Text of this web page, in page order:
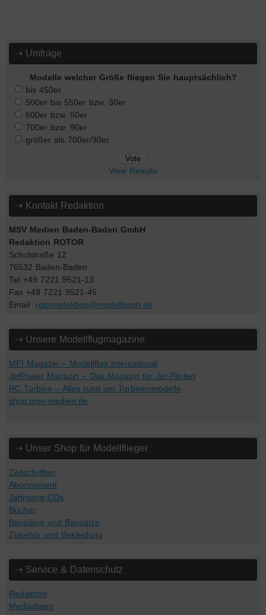
⇢ Umfrage
Modelle welcher Größe fliegen Sie hauptsächlich?
bis 450er
500er bis 550er bzw. 30er
600er bzw. 50er
700er bzw. 90er
größer als 700er/90er
View Results
⇢ Kontakt Redaktion
MSV Medien Baden-Baden GmbH
Redaktion ROTOR
Schulstraße 12
76532 Baden-Baden
Tel +49 7221 9521-13
Fax +49 7221 9521-45
Email rotorredaktion@modellsport.de
⇢ Unsere Modellflugmagazine
MFI Magazin – Modellflug international
JetPower Magazin – Das Magazin für Jet-Piloten
RC Turbine – Alles rund um Turbinenmodelle
shop.msv-medien.de
⇢ Unser Shop für Modellflieger
Zeitschriften
Abonnement
Jahrgang-CDs
Bücher
Baupläne und Bausätze
Zubehör und Bekleidung
⇢ Service & Datenschutz
Redaktion
Mediadaten